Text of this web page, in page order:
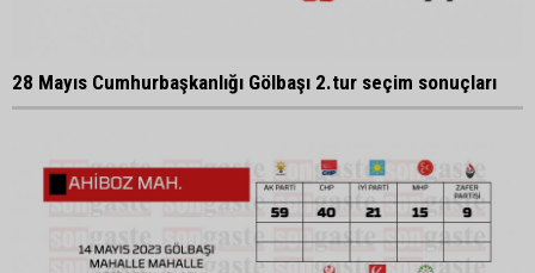
28 Mayıs Cumhurbaşkanlığı Gölbaşı 2.tur seçim sonuçları